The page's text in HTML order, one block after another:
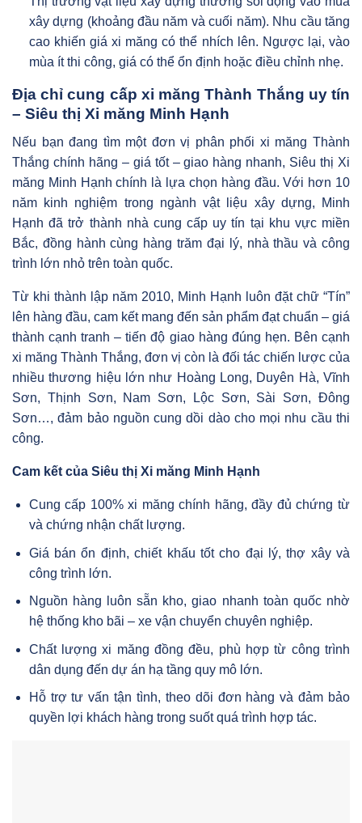
xây dựng (khoảng đầu năm và cuối năm). Nhu cầu tăng
cao khiến giá xi măng có thể nhích lên. Ngược lại, vào
mùa ít thi công, giá có thể ổn định hoặc điều chỉnh nhẹ.
Địa chỉ cung cấp xi măng Thành Thắng uy tín
– Siêu thị Xi măng Minh Hạnh
Nếu bạn đang tìm một đơn vị phân phối xi măng Thành
Thắng chính hãng – giá tốt – giao hàng nhanh, Siêu thị Xi
măng Minh Hạnh chính là lựa chọn hàng đầu. Với hơn 10
năm kinh nghiệm trong ngành vật liệu xây dựng, Minh
Hạnh đã trở thành nhà cung cấp uy tín tại khu vực miền
Bắc, đồng hành cùng hàng trăm đại lý, nhà thầu và công
trình lớn nhỏ trên toàn quốc.
Từ khi thành lập năm 2010, Minh Hạnh luôn đặt chữ “Tín”
lên hàng đầu, cam kết mang đến sản phẩm đạt chuẩn – giá
thành cạnh tranh – tiến độ giao hàng đúng hẹn. Bên cạnh
xi măng Thành Thắng, đơn vị còn là đối tác chiến lược của
nhiều thương hiệu lớn như Hoàng Long, Duyên Hà, Vĩnh
Sơn, Thịnh Sơn, Nam Sơn, Lộc Sơn, Sài Sơn, Đông
Sơn…, đảm bảo nguồn cung dồi dào cho mọi nhu cầu thi
công.
Cam kết của Siêu thị Xi măng Minh Hạnh
Cung cấp 100% xi măng chính hãng, đầy đủ chứng từ
và chứng nhận chất lượng.
Giá bán ổn định, chiết khấu tốt cho đại lý, thợ xây và
công trình lớn.
Nguồn hàng luôn sẵn kho, giao nhanh toàn quốc nhờ
hệ thống kho bãi – xe vận chuyển chuyên nghiệp.
Chất lượng xi măng đồng đều, phù hợp từ công trình
dân dụng đến dự án hạ tầng quy mô lớn.
Hỗ trợ tư vấn tận tình, theo dõi đơn hàng và đảm bảo
quyền lợi khách hàng trong suốt quá trình hợp tác.